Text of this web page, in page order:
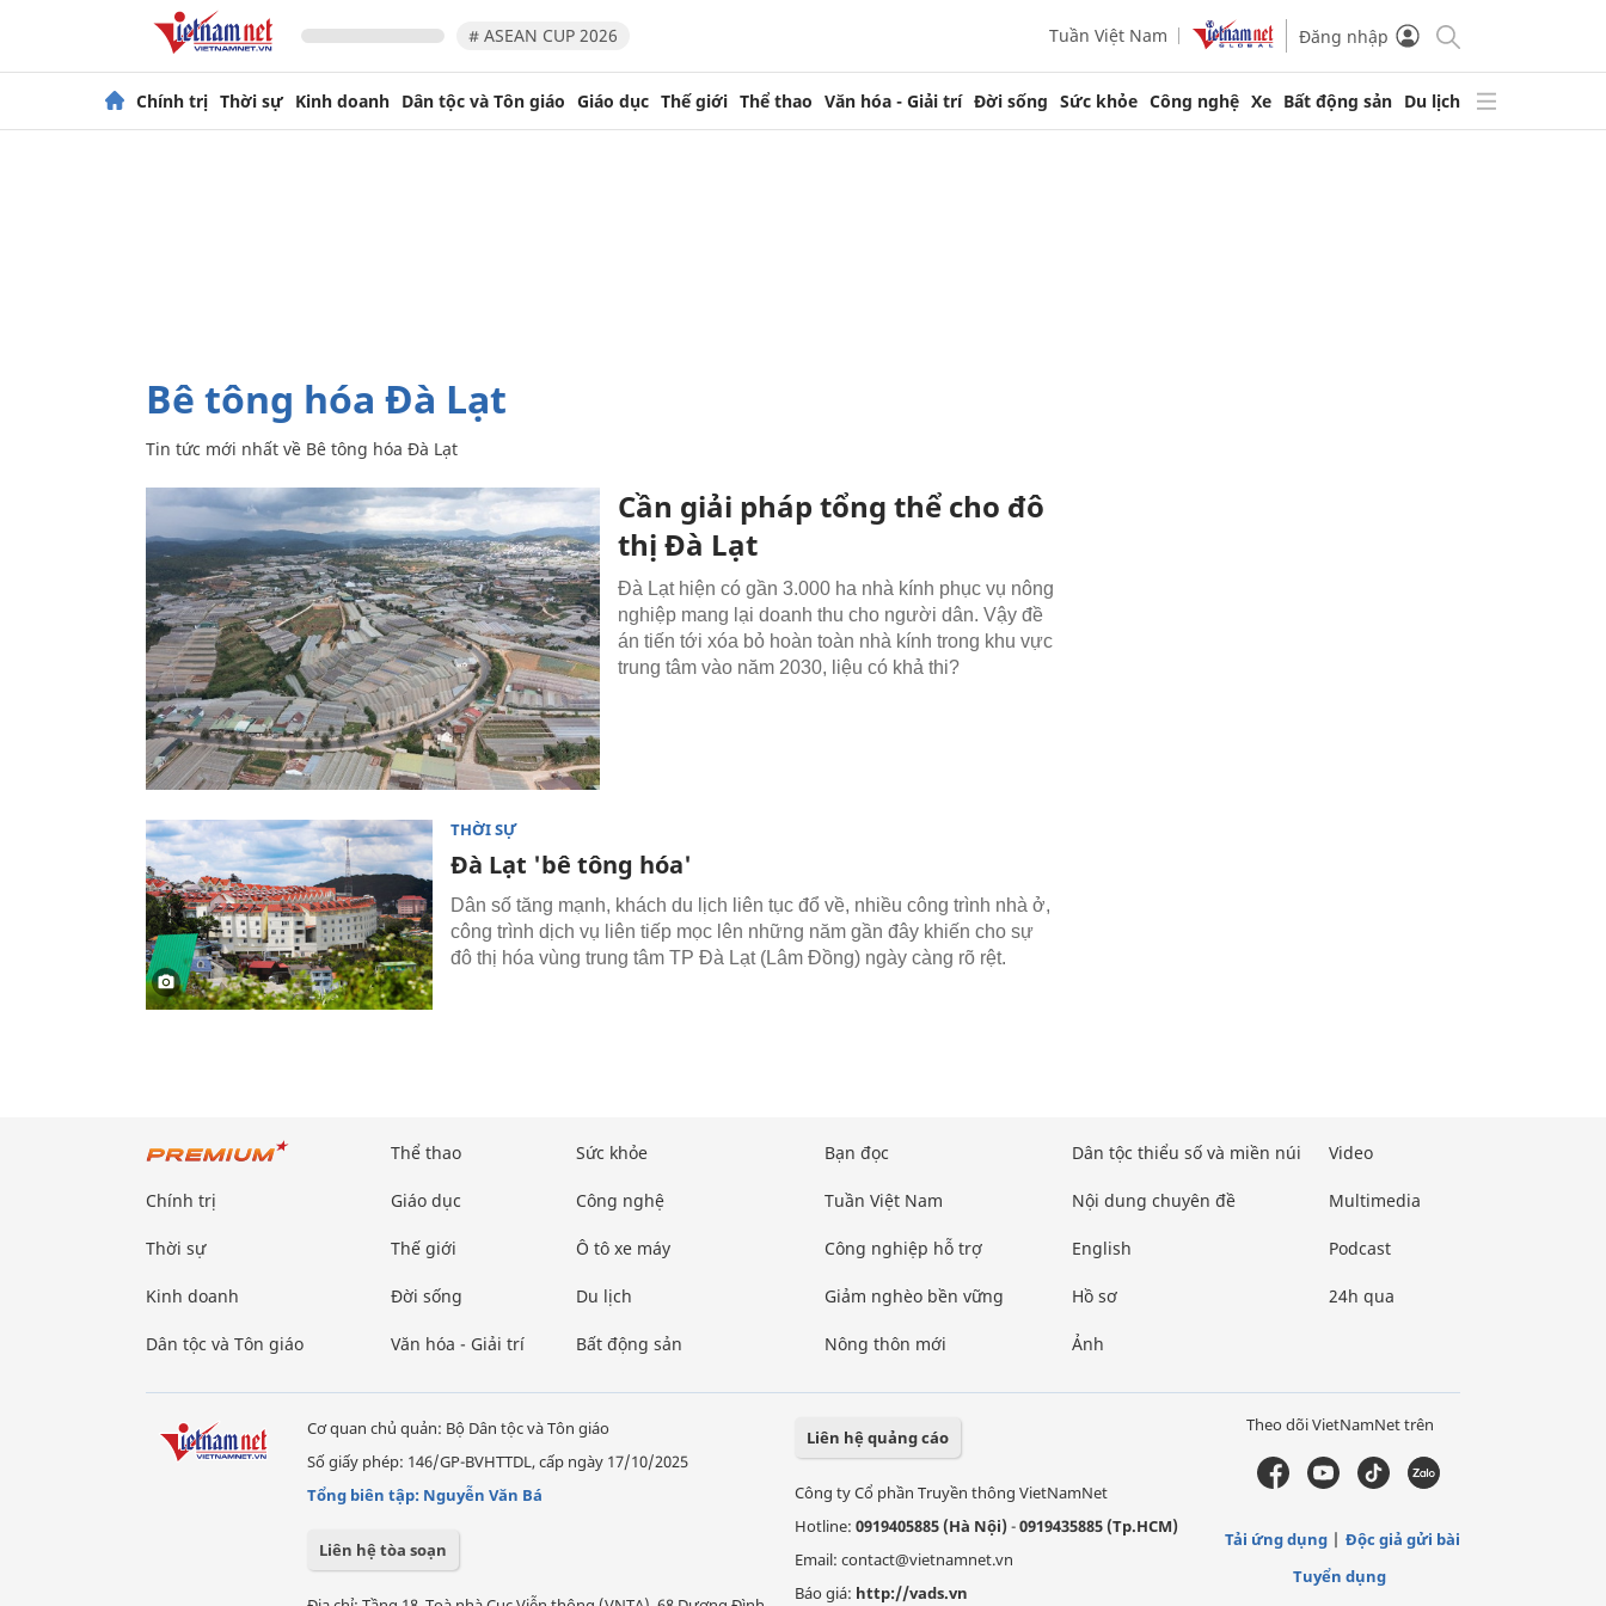
# ASEAN CUP 2026 Tuần Việt Nam Đăng nhập
Chính trị Thời sự Kinh doanh Dân tộc và Tôn giáo Giáo dục Thế giới Thể thao Văn hóa - Giải trí Đời sống Sức khỏe Công nghệ Xe Bất động sản Du lịch
Bê tông hóa Đà Lạt
Tin tức mới nhất về Bê tông hóa Đà Lạt
Cần giải pháp tổng thể cho đô
thị Đà Lạt
Đà Lạt hiện có gần 3.000 ha nhà kính phục vụ nông
nghiệp mang lại doanh thu cho người dân. Vậy đề
án tiến tới xóa bỏ hoàn toàn nhà kính trong khu vực
trung tâm vào năm 2030, liệu có khả thi?
THỜI SỰ
Đà Lạt 'bê tông hóa'
Dân số tăng mạnh, khách du lịch liên tục đổ về, nhiều công trình nhà ở,
công trình dịch vụ liên tiếp mọc lên những năm gần đây khiến cho sự
đô thị hóa vùng trung tâm TP Đà Lạt (Lâm Đồng) ngày càng rõ rệt.
Chính trị
Thời sự
Kinh doanh
Dân tộc và Tôn giáo
Thể thao
Giáo dục
Thế giới
Đời sống
Văn hóa - Giải trí
Sức khỏe
Công nghệ
Ô tô xe máy
Du lịch
Bất động sản
Bạn đọc
Tuần Việt Nam
Công nghiệp hỗ trợ
Giảm nghèo bền vững
Nông thôn mới
Dân tộc thiểu số và miền núi
Nội dung chuyên đề
English
Hồ sơ
Ảnh
Video
Multimedia
Podcast
24h qua
Cơ quan chủ quản: Bộ Dân tộc và Tôn giáo
Số giấy phép: 146/GP-BVHTTDL, cấp ngày 17/10/2025
Tổng biên tập: Nguyễn Văn Bá
Liên hệ tòa soạn
Liên hệ quảng cáo
Công ty Cổ phần Truyền thông VietNamNet
Hotline: 0919405885 (Hà Nội)-0919435885 (Tp.HCM)
Email: contact@vietnamnet.vn
Báo giá: http://vads.vn
Theo dõi VietNamNet trên
Tải ứng dụng
Độc giả gửi bài
Tuyển dụng